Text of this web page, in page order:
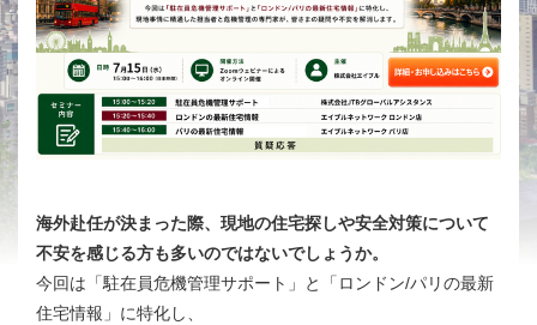
海外赴任が決まった際、現地の住宅探しや安全対策について
不安を感じる方も多いのではないでしょうか。
今回は「駐在員危機管理サポート」と「ロンドン/パリの最新
住宅情報」に特化し、